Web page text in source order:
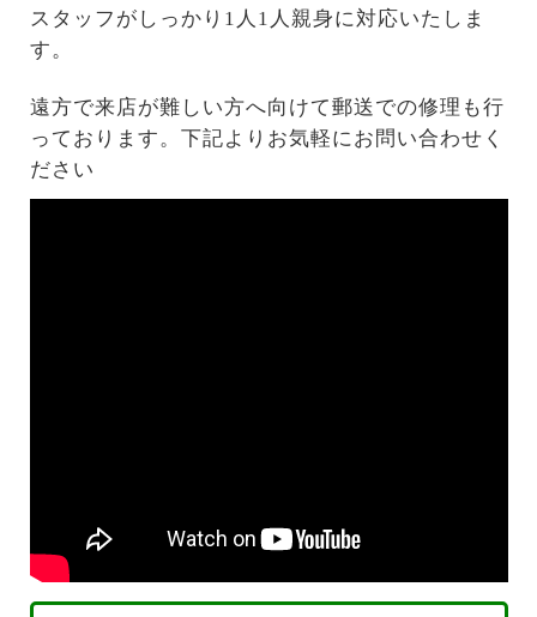
スタッフがしっかり1人1人親身に対応いたしま
す。
遠方で来店が難しい方へ向けて郵送での修理も行
っております。下記よりお気軽にお問い合わせく
ださい